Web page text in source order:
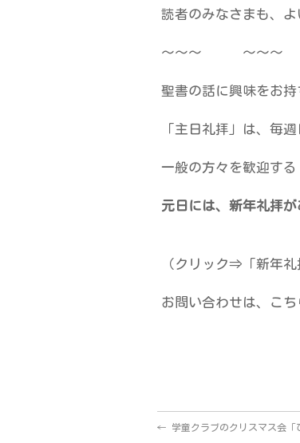
読者のみなさまも、
～～～ ～～
聖書の話に興味をお
「主日礼拝」は、毎
一般の方々を歓迎す
元日には、新年礼拝が
（クリック⇒「新年礼
お問い合わせは、
← 学童クラブのクリスマス会「